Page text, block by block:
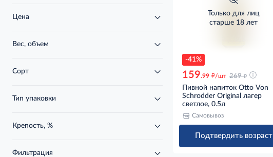
Цена
Вес, объем
Сорт
Тип упаковки
Крепость, %
Фильтрация
-41%
Только для лиц
старше 18 лет
159.99 д/шт 269 д
Пивной напиток Otto Von
Schrodder Original лагер
светлое, 0.5л
Самовывоз
Подтвердить возраст